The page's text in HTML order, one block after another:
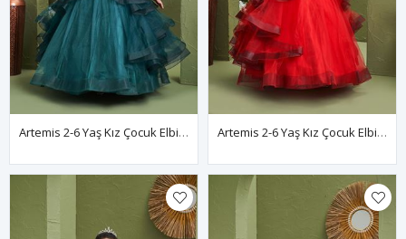
Artemis 2-6 Yaş Kız Çocuk Elbise 20163 Yeşil Artemis 2-6 Yaş Kız Çocuk Elbise 20163 Kırmızı